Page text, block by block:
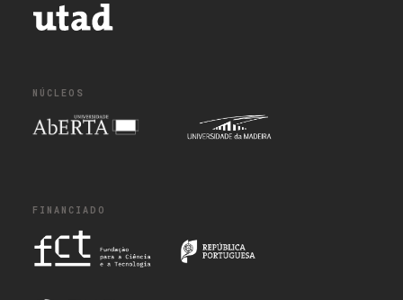
NÚCLEOS
FINANCIADO